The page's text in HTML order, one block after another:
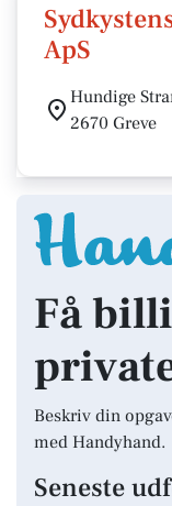
ApS
Hundige
2670 Greve
Få
Beskriv din
med Handyhand.
Seneste